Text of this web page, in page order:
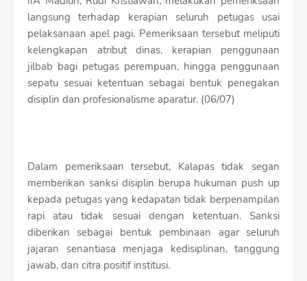
langsung terhadap kerapian seluruh petugas usai
pelaksanaan apel pagi. Pemeriksaan tersebut meliputi
kelengkapan atribut dinas, kerapian penggunaan
jilbab bagi petugas perempuan, hingga penggunaan
sepatu sesuai ketentuan sebagai bentuk penegakan
disiplin dan profesionalisme aparatur. (06/07)
Dalam pemeriksaan tersebut, Kalapas tidak segan
memberikan sanksi disiplin berupa hukuman push up
kepada petugas yang kedapatan tidak berpenampilan
rapi atau tidak sesuai dengan ketentuan. Sanksi
diberikan sebagai bentuk pembinaan agar seluruh
jajaran senantiasa menjaga kedisiplinan, tanggung
jawab, dan citra positif institusi.
t
h
S
h
r
o
f
f
l
a
t
e
s